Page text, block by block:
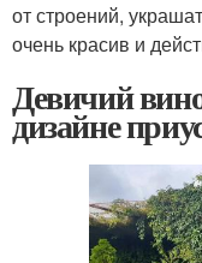
от строений,
очень красив и
Девичий
дизайне